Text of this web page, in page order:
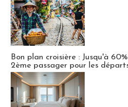
Bon plan croisière : Jusqu'à
2ème passager pour les